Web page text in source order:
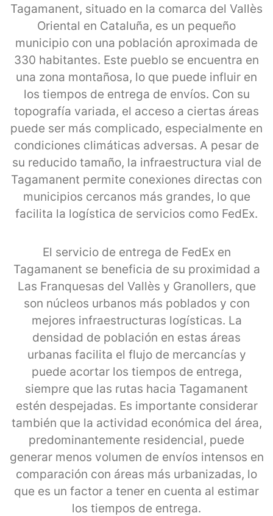
Tagamanent, situado en la comarca del Vallès
Oriental en Cataluña, es un pequeño
municipio con una población aproximada de
330 habitantes. Este pueblo se encuentra en
una zona montañosa, lo que puede influir en
los tiempos de entrega de envíos. Con su
topografía variada, el acceso a ciertas áreas
puede ser más complicado, especialmente en
condiciones climáticas adversas. A pesar de
su reducido tamaño, la infraestructura vial de
Tagamanent permite conexiones directas con
municipios cercanos más grandes, lo que
facilita la logística de servicios como FedEx.
El servicio de entrega de FedEx en
Tagamanent se beneficia de su proximidad a
Las Franquesas del Vallès y Granollers, que
son núcleos urbanos más poblados y con
mejores infraestructuras logísticas. La
densidad de población en estas áreas
urbanas facilita el flujo de mercancías y
puede acortar los tiempos de entrega,
siempre que las rutas hacia Tagamanent
estén despejadas. Es importante considerar
también que la actividad económica del área,
predominantemente residencial, puede
generar menos volumen de envíos intensos en
comparación con áreas más urbanizadas, lo
que es un factor a tener en cuenta al estimar
los tiempos de entrega.